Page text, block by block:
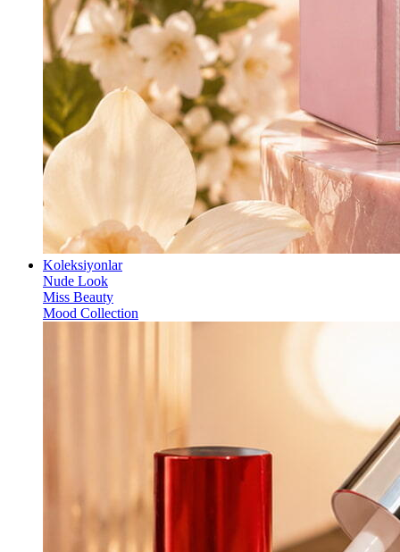
Koleksiyonlar
Nude Look
Miss Beauty
Mood Collection